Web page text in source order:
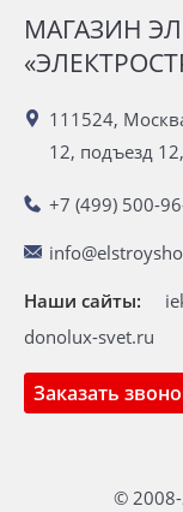
МАГАЗИН
111524,
12, подъезд
+7 (499) 500-
Заказать
Наши сайты:
donolux-svet.ru
© 2008-